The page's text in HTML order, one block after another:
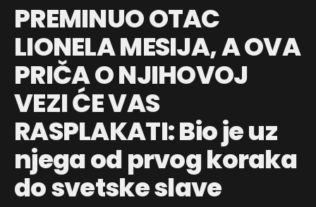
PREMINUO OTAC
LIONELA MESIJA, A OVA
PRIČA O NJIHOVOJ
VEZI ĆE VAS
RASPLAKATI: Bio je uz
njega od prvog koraka
do svetske slave